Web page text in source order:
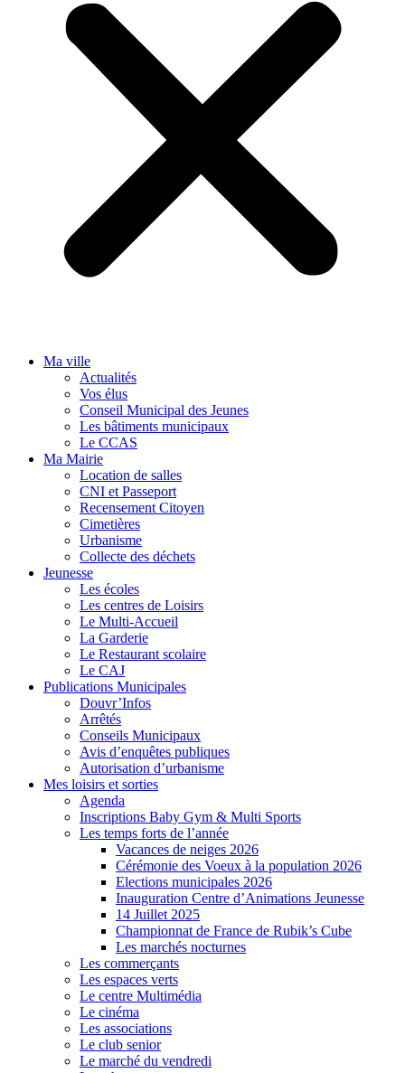
Ma ville
Actualités
Vos élus
Conseil Municipal des Jeunes
Les bâtiments municipaux
Le CCAS
Ma Mairie
Location de salles
CNI et Passeport
Recensement Citoyen
Cimetières
Urbanisme
Collecte des déchets
Jeunesse
Les écoles
Les centres de Loisirs
Le Multi-Accueil
La Garderie
Le Restaurant scolaire
Le CAJ
Publications Municipales
Douvr’Infos
Arrêtés
Conseils Municipaux
Avis d’enquêtes publiques
Autorisation d’urbanisme
Mes loisirs et sorties
Agenda
Inscriptions Baby Gym & Multi Sports
Les temps forts de l’année
Vacances de neiges 2026
Cérémonie des Voeux à la population 2026
Elections municipales 2026
Inauguration Centre d’Animations Jeunesse
14 Juillet 2025
Championnat de France de Rubik’s Cube
Les marchés nocturnes
Les commerçants
Les espaces verts
Le centre Multimédia
Le cinéma
Les associations
Le club senior
Le marché du vendredi